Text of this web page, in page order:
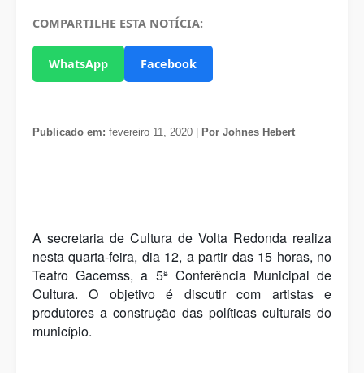
COMPARTILHE ESTA NOTÍCIA:
WhatsApp Facebook
Publicado em: fevereiro 11, 2020 | Por Johnes Hebert
A secretaria de Cultura de Volta Redonda realiza
nesta quarta-feira, dia 12, a partir das 15 horas, no
Teatro Gacemss, a 5ª Conferência Municipal de
Cultura. O objetivo é discutir com artistas e
produtores a construção das políticas culturais do
município.